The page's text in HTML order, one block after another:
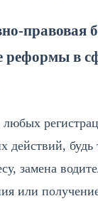
правовая
в
любых
действий, будь
замена
или